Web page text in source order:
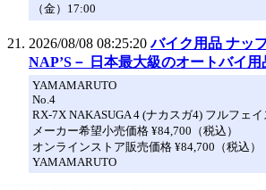
（金）17:00
2026/08/08 08:25:20 バイク用品 ナッ
NAP’S－ 日本最大級のオートバイ用
YAMAMARUTO
No.4
RX-7X NAKASUGA 4 (ナカスガ4) フルフェ
メーカー希望小売価格 ¥84,700（税込）
オンラインストア販売価格 ¥84,700（税込）
YAMAMARUTO